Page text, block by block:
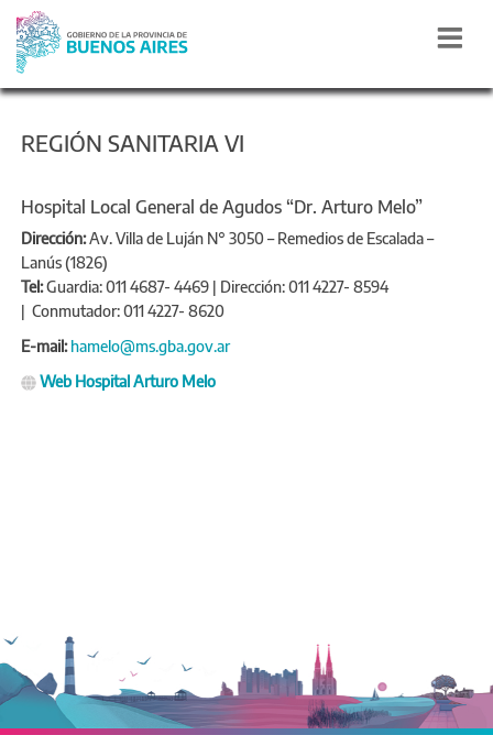
REGIÓN SANITARIA VI
Hospital Local General de Agudos “Dr. Arturo Melo”
Dirección:Av. Villa de Luján N° 3050 – Remedios de Escalada –
Lanús (1826)
Tel:Guardia: 011 4687- 4469 | Dirección: 011 4227- 8594
| Conmutador: 011 4227- 8620
E-mail: hamelo@ms.gba.gov.ar
Web Hospital Arturo Melo